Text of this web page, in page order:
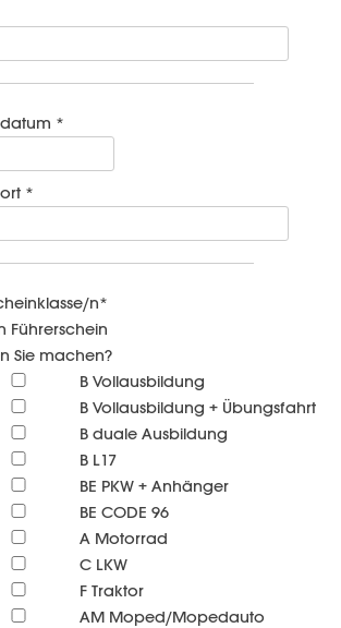
*
*
n*
Führerschein
Sie machen?
B Vollausbildung
B Vollausbildung + Übungsfahrt
B duale Ausbildung
B L17
BE PKW + Anhänger
BE CODE 96
A Motorrad
C LKW
F Traktor
AM Moped/Mopedauto